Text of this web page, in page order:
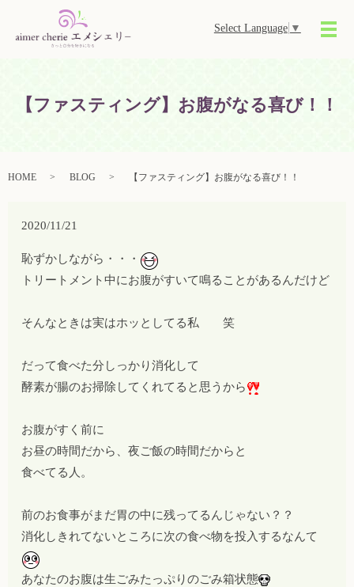
Select Language ▼
メ
【ファスティング】お腹がなる喜び！！
HOME BLOG 【ファスティング】お腹がなる喜び！！
2020/11/21
恥ずかしながら・・・
トリートメント中にお腹がすいて鳴ることがあるんだけど
そんなときは実はホッとしてる私 笑
だって食べた分しっかり消化して
酵素が腸のお掃除してくれてると思うから
お腹がすく前に
お昼の時間だから、夜ご飯の時間だから と
食べてる人。
前のお食事がまだ胃の中に残ってるんじゃない？？
消化しきれてないところに次の食べ物を投入するなんて
あなたのお腹は生ごみたっぷりのごみ箱状態